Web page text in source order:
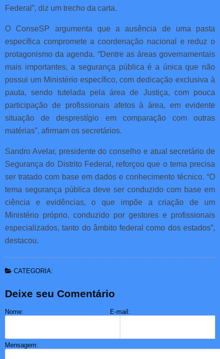
Federal”, diz um trecho da carta.
O ConseSP argumenta que a ausência de uma pasta
específica compromete a coordenação nacional e reduz o
protagonismo da agenda. “Dentre as áreas governamentais
mais importantes, a segurança pública é a única que não
possui um Ministério específico, com dedicação exclusiva à
pauta, sendo tutelada pela área de Justiça, com pouca
participação de profissionais afetos à área, em evidente
situação de desprestígio em comparação com outras
matérias”, afirmam os secretários.
Sandro Avelar, presidente do conselho e atual secretário de
Segurança do Distrito Federal, reforçou que o tema precisa
ser tratado com base em dados e conhecimento técnico. “O
tema segurança pública deve ser conduzido com base em
ciência e evidências, o que impõe a criação de um
Ministério próprio, conduzido por gestores e profissionais
especializados, tanto do âmbito federal como dos estados”,
destacou.
CATEGORIA:
Deixe seu Comentário
Nome: E-mail:
Mensagem: